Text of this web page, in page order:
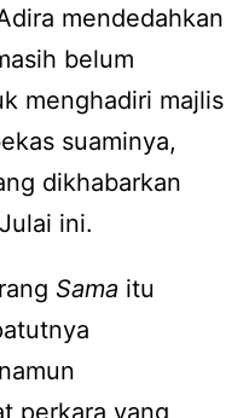
mendedahkan
belum
menghadiri majlis
suaminya,
dikhabarkan
ini.
Sama itu